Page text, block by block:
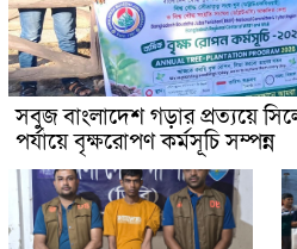
সবুজ বাংলাদেশ গড়ার প্রত্যয়ে
পর্যায়ে বৃক্ষরোপণ কর্মসূচি সম্পন্ন